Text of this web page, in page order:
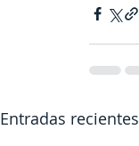
Entradas recientes